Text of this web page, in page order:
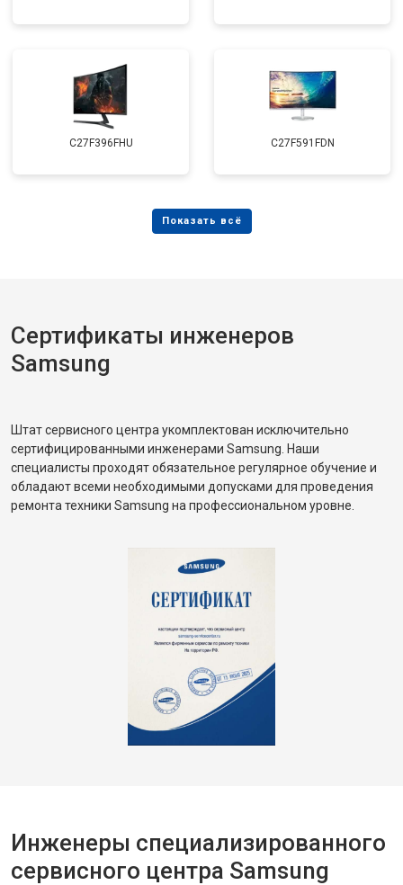
C27F396FHU C27F591FDN
Сертификаты инженеров
Samsung
Штат сервисного центра укомплектован исключительно
сертифицированными инженерами Samsung. Наши
специалисты проходят обязательное регулярное обучение и
обладают всеми необходимыми допусками для проведения
ремонта техники Samsung на профессиональном уровне.
Инженеры специализированного
сервисного центра Samsung